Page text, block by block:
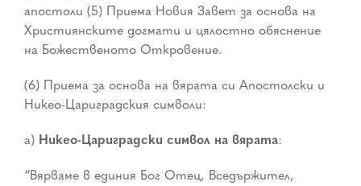
апостоли (5) Приема Новия Завет за основа на
Християнските догмати и цялостно обяснение
на Божественото Откровение.
(6) Приема за основа на вярата си Апостолски и
Никео-Цариградския символи:
а) Никео-Цариградски символ на вярата:
“Вярваме в единия Бог Отец, Вседържител,